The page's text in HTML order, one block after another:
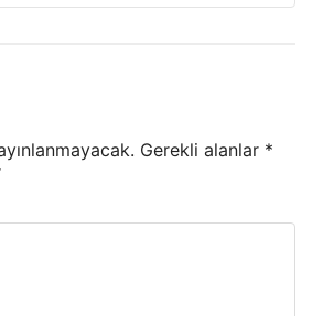
Gerekli alanlar *